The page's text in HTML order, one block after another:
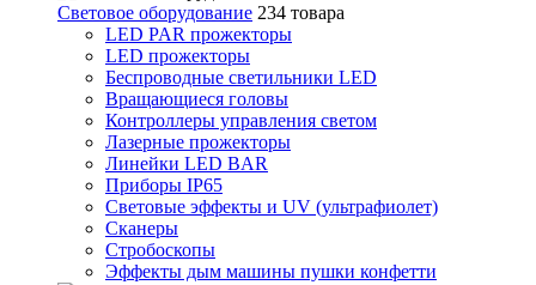
Световое оборудование 234 товара
LED PAR прожекторы
LED прожекторы
Беспроводные светильники LED
Вращающиеся головы
Контроллеры управления светом
Лазерные прожекторы
Линейки LED BAR
Приборы IP65
Световые эффекты и UV (ультрафиолет)
Сканеры
Стробоскопы
Эффекты дым машины пушки конфетти